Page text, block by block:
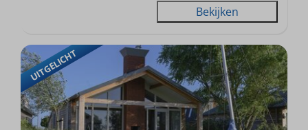
Bekijken
UITGELICHT